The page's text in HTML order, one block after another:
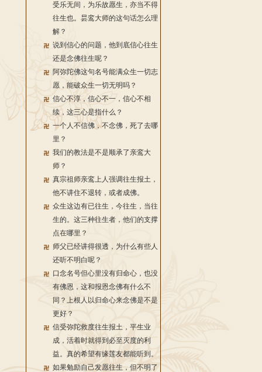
受乐无间，为乐故愿生，亦当不得
往生也。昙鸾大师的这句话怎么理
解？
说到信心的问题，他到底信心往生
还是念佛往生呢？
阿弥陀佛这句名号能满众生一切志
愿，能破众生一切无明吗？
信心不淳，信心不一，信心不相
续，这三心是指什么？
一个人不信佛，不念佛，死了去哪
里？
我们的教法是不是顺承了亲鸾大
师？
真宗祖师亲鸾上人强调往生报土，
他不讲住不退转，或者成佛。
众生这边有已往生，今往生，当往
生的。这三种往生者，他们的支撑
点在哪里？
师父已经讲得很透，为什么有些人
还听不明白呢？
口念名号但心里没有归命心，也没
有佛恩，这和报恩念佛有什么不
同？上根人以归命心来念佛是不是
更好？
信受弥陀救度往生报土，平生业
成，活着时就得到必至灭度的利
益。真的希望有缘莲友都能听到。
如果勉励自己发愿往生，但不明了